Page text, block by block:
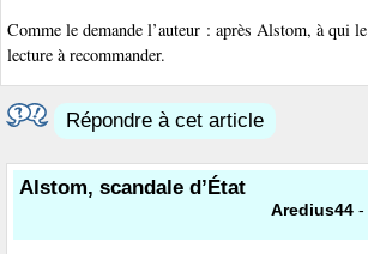
Comme le demande l’auteur : après Alstom, à qui
lecture à recommander.
Répondre à cet article
Alstom, scandale d’État
Aredius44 -